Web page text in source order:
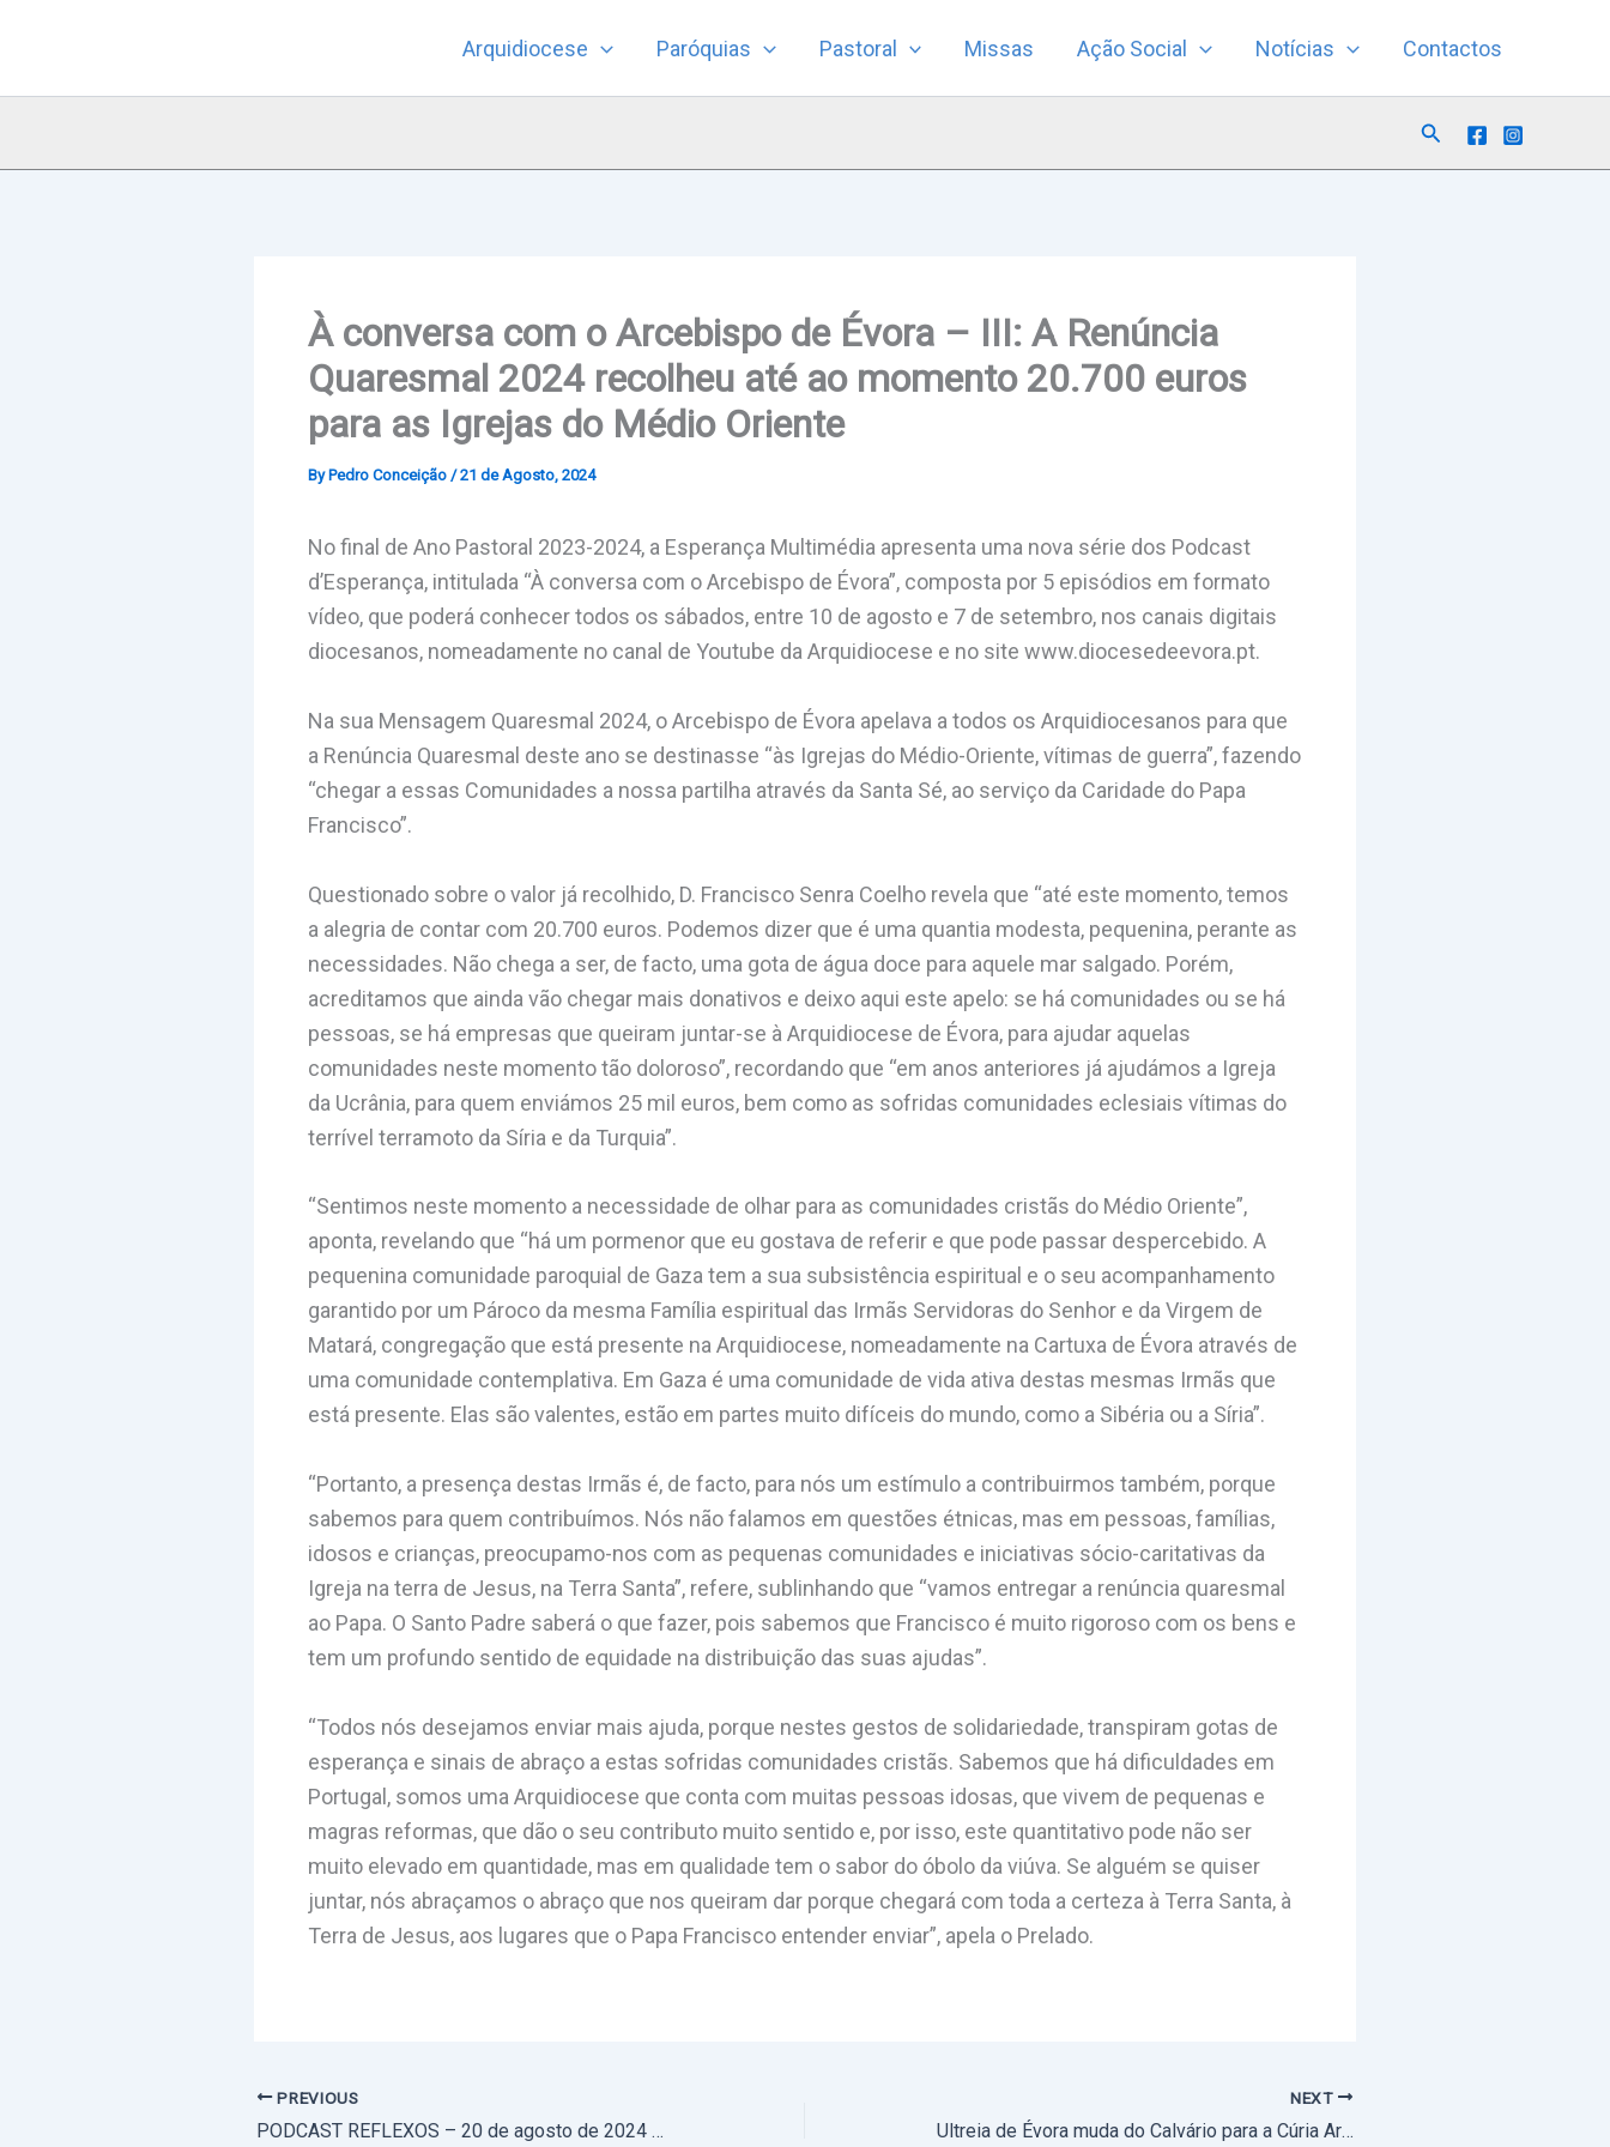
Arquidiocese Paróquias Pastoral Missas Ação Social Notícias Contactos
Search
À conversa com o Arcebispo de Évora – III: A Renúncia
Quaresmal 2024 recolheu até ao momento 20.700 euros
para as Igrejas do Médio Oriente
By Pedro Conceição /21 de Agosto, 2024
No final de Ano Pastoral 2023-2024, a Esperança Multimédia apresenta uma nova série dos Podcast
d’Esperança, intitulada “À conversa com o Arcebispo de Évora”, composta por 5 episódios em formato
vídeo, que poderá conhecer todos os sábados, entre 10 de agosto e 7 de setembro, nos canais digitais
diocesanos, nomeadamente no canal de Youtube da Arquidiocese e no site www.diocesedeevora.pt.
Na sua Mensagem Quaresmal 2024, o Arcebispo de Évora apelava a todos os Arquidiocesanos para que
a Renúncia Quaresmal deste ano se destinasse “às Igrejas do Médio-Oriente, vítimas de guerra”, fazendo
“chegar a essas Comunidades a nossa partilha através da Santa Sé, ao serviço da Caridade do Papa
Francisco”.
Questionado sobre o valor já recolhido, D. Francisco Senra Coelho revela que “até este momento, temos
a alegria de contar com 20.700 euros. Podemos dizer que é uma quantia modesta, pequenina, perante as
necessidades. Não chega a ser, de facto, uma gota de água doce para aquele mar salgado. Porém,
acreditamos que ainda vão chegar mais donativos e deixo aqui este apelo: se há comunidades ou se há
pessoas, se há empresas que queiram juntar-se à Arquidiocese de Évora, para ajudar aquelas
comunidades neste momento tão doloroso”, recordando que “em anos anteriores já ajudámos a Igreja
da Ucrânia, para quem enviámos 25 mil euros, bem como as sofridas comunidades eclesiais vítimas do
terrível terramoto da Síria e da Turquia”.
“Sentimos neste momento a necessidade de olhar para as comunidades cristãs do Médio Oriente”,
aponta, revelando que “há um pormenor que eu gostava de referir e que pode passar despercebido. A
pequenina comunidade paroquial de Gaza tem a sua subsistência espiritual e o seu acompanhamento
garantido por um Pároco da mesma Família espiritual das Irmãs Servidoras do Senhor e da Virgem de
Matará, congregação que está presente na Arquidiocese, nomeadamente na Cartuxa de Évora através de
uma comunidade contemplativa. Em Gaza é uma comunidade de vida ativa destas mesmas Irmãs que
está presente. Elas são valentes, estão em partes muito difíceis do mundo, como a Sibéria ou a Síria”.
“Portanto, a presença destas Irmãs é, de facto, para nós um estímulo a contribuirmos também, porque
sabemos para quem contribuímos. Nós não falamos em questões étnicas, mas em pessoas, famílias,
idosos e crianças, preocupamo-nos com as pequenas comunidades e iniciativas sócio-caritativas da
Igreja na terra de Jesus, na Terra Santa”, refere, sublinhando que “vamos entregar a renúncia quaresmal
ao Papa. O Santo Padre saberá o que fazer, pois sabemos que Francisco é muito rigoroso com os bens e
tem um profundo sentido de equidade na distribuição das suas ajudas”.
“Todos nós desejamos enviar mais ajuda, porque nestes gestos de solidariedade, transpiram gotas de
esperança e sinais de abraço a estas sofridas comunidades cristãs. Sabemos que há dificuldades em
Portugal, somos uma Arquidiocese que conta com muitas pessoas idosas, que vivem de pequenas e
magras reformas, que dão o seu contributo muito sentido e, por isso, este quantitativo pode não ser
muito elevado em quantidade, mas em qualidade tem o sabor do óbolo da viúva. Se alguém se quiser
juntar, nós abraçamos o abraço que nos queiram dar porque chegará com toda a certeza à Terra Santa, à
Terra de Jesus, aos lugares que o Papa Francisco entender enviar”, apela o Prelado.
PREVIOUS
PODCAST REFLEXOS – 20 de agosto de 2024 – O curriculum do cristão (áudio)
NEXT
Ultreia de Évora muda do Calvário para a Cúria Arquidiocesana